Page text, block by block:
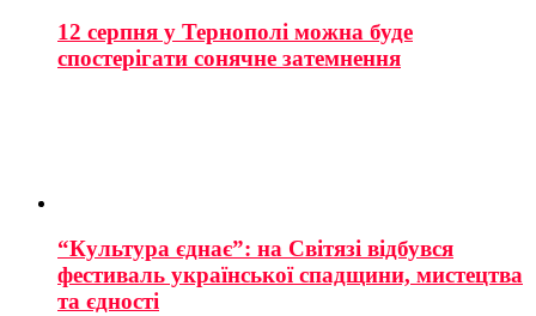
12 серпня у Тернополі можна буде
спостерігати сонячне затемнення
“Культура єднає”: на Світязі відбувся
фестиваль української спадщини, мистецтва
та єдності